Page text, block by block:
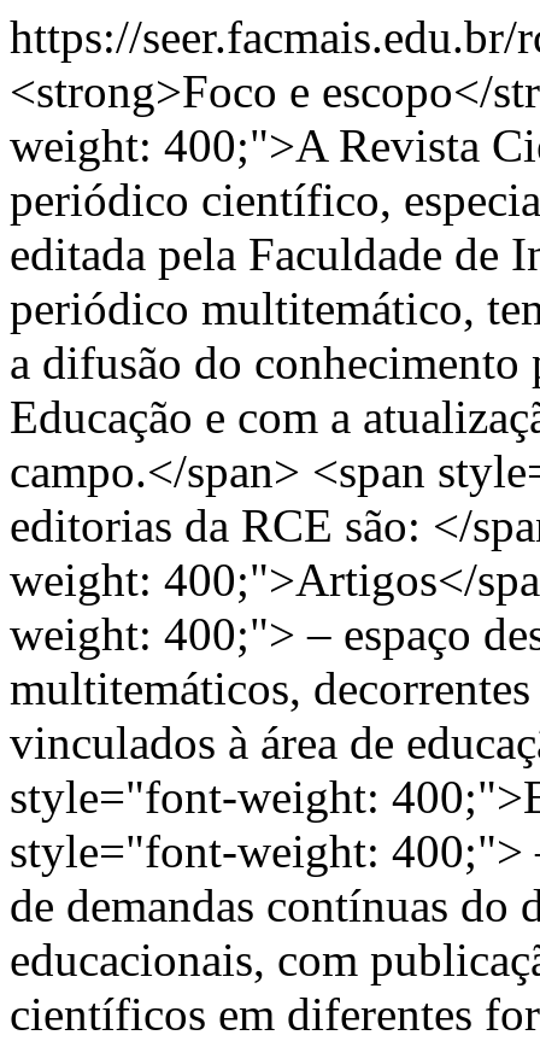
https://
<strong>Foco e escopo</
weight: 400;">A Revista
periódico científico,
editada pela Faculdade de
periódico multitemático,
a difusão do
Educação e com a
campo.</span> <span
editorias da RCE são: </
weight: 400;">Artigos</
weight: 400;"> – espaço
multitemáticos,
vinculados à área de
style="font-weight:
style="font-weight: 400;">
de demandas contínuas do
educacionais, com
científicos em diferentes